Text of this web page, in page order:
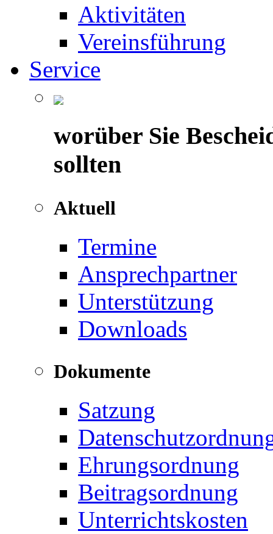
Aktivitäten
Vereinsführung
Service
worüber Sie
sollten
Aktuell
Termine
Ansprechpartner
Unterstützung
Downloads
Dokumente
Satzung
Ehrungsordnung
Beitragsordnung
Unterrichtskosten